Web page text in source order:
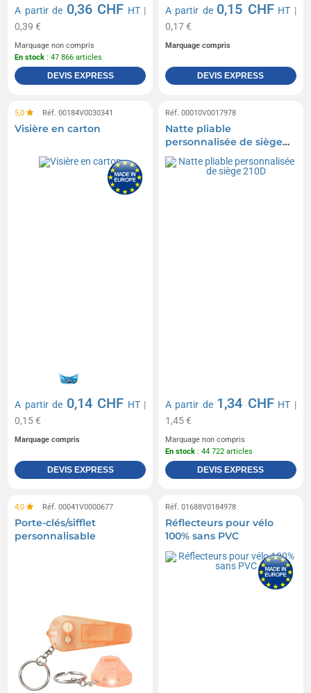
A partir de 0,36 CHF HT|
0,39 €
Marquage non compris
En stock : 47 866 articles
DEVIS EXPRESS
A partir de 0,15 CHF HT |
0,17 €
Marquage compris
DEVIS EXPRESS
5,0 Réf. 00184V0030341
Visière en carton
A partir de 0,14 CHF HT|
0,15 €
Marquage compris
DEVIS EXPRESS
Réf. 00010V0017978
Natte pliable
personnalisée de siège
210D
A partir de 1,34 CHF HT |
1,45 €
Marquage non compris
En stock : 44 722 articles
DEVIS EXPRESS
4,0 Réf. 00041V0000677
Porte-clés/sifflet
personnalisable
Réf. 01688V0184978
Réflecteurs pour vélo
100% sans PVC